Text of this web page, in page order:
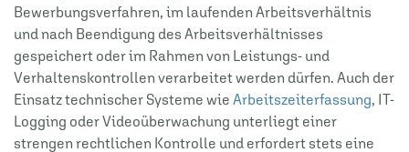
Bewerbungsverfahren, im laufenden Arbeitsverhältnis
und nach Beendigung des Arbeitsverhältnisses
gespeichert oder im Rahmen von Leistungs- und
Verhaltenskontrollen verarbeitet werden dürfen. Auch der
Einsatz technischer Systeme wie Arbeitszeiterfassung , IT-
Logging oder Videoüberwachung unterliegt einer
strengen rechtlichen Kontrolle und erfordert stets eine